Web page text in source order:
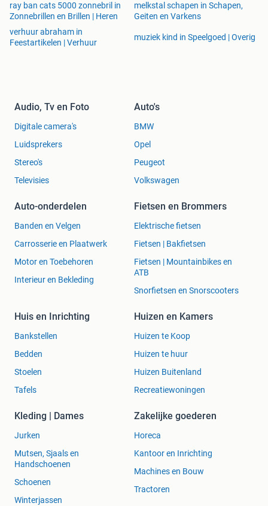
ray ban cats 5000 zonnebril in
Zonnebrillen en Brillen | Heren
melkstal schapen in Schapen,
Geiten en Varkens
verhuur abraham in
Feestartikelen | Verhuur
muziek kind in Speelgoed | Overig
Audio, Tv en Foto
Digitale camera's
Luidsprekers
Stereo's
Televisies
Auto's
BMW
Opel
Peugeot
Volkswagen
Auto-onderdelen
Banden en Velgen
Carrosserie en Plaatwerk
Motor en Toebehoren
Interieur en Bekleding
Fietsen en Brommers
Elektrische fietsen
Fietsen | Bakfietsen
Fietsen | Mountainbikes en
ATB
Snorfietsen en Snorscooters
Huis en Inrichting
Bankstellen
Bedden
Stoelen
Tafels
Huizen en Kamers
Huizen te Koop
Huizen te huur
Huizen Buitenland
Recreatiewoningen
Kleding | Dames
Jurken
Mutsen, Sjaals en
Handschoenen
Schoenen
Winterjassen
Zakelijke goederen
Horeca
Kantoor en Inrichting
Machines en Bouw
Tractoren